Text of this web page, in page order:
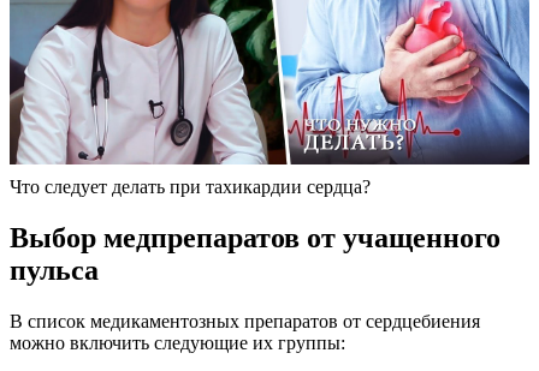
Что следует делать при тахикардии сердца?
Выбор медпрепаратов от учащенного
пульса
В список медикаментозных препаратов от сердцебиения
можно включить следующие их группы: